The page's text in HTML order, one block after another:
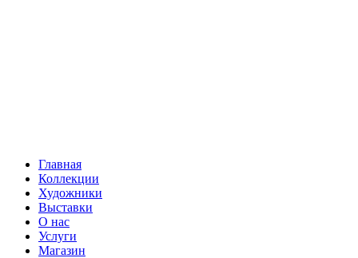
Главная
Коллекции
Художники
Выставки
О нас
Услуги
Магазин